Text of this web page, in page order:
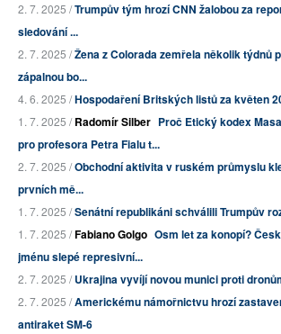
2. 7. 2025 /Trumpův tým hrozí CNN žalobou za
sledování ...
2. 7. 2025 /Žena z Colorada zemřela několik týdnů
zápalnou bo...
4. 6. 2025 /Hospodaření Britských listů za květen
1. 7. 2025 /Radomír Silber Proč Etický kodex
pro profesora Petra Fialu t...
2. 7. 2025 /Obchodní aktivita v ruském průmyslu
prvních mě...
1. 7. 2025 /Senátní republikáni schválili Trumpův
1. 7. 2025 /Fabiano Golgo Osm let za konopí?
jménu slepé represivní...
2. 7. 2025 /Ukrajina vyvíjí novou munici proti
2. 7. 2025 /Americkému námořnictvu hrozí
antiraket SM-6